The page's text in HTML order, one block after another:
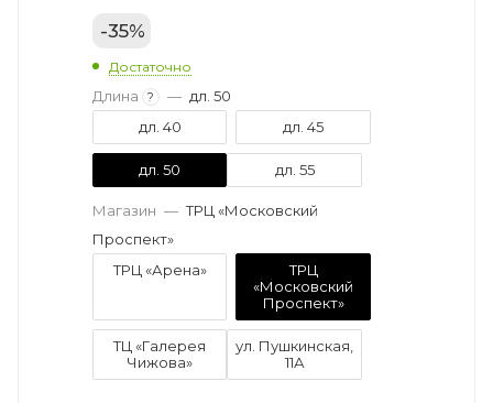
-35%
Достаточно
Длина ? — дл. 50
дл. 40
дл. 45
дл. 50 дл. 55
Магазин — ТРЦ «Московский
Проспект»
ТРЦ «Арена»
ТРЦ
«Московский
Проспект»
ТЦ «Галерея
Чижова»
ул. Пушкинская,
11А